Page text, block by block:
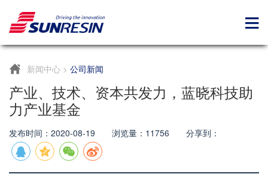
新闻中心 > 公司新闻
产业、技术、资本共发力，蓝晓科技助
力产业基金
发布时间：2020-08-19 浏览量：11756 分享到：